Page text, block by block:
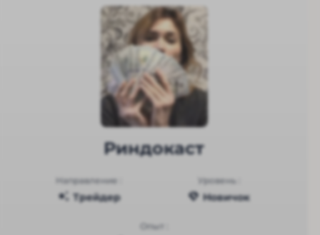
Риндокаст
Направление :
Трейдер
Уровень :
Новичок
Опыт :